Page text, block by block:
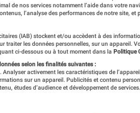
de nos services notamment l’aide dans votre
l’analyse des performances de notre site, et
(IAB) stockent et/ou accèdent à des
traiter les données personnelles, sur un appareil.
ci-dessous ou à tout moment dans la Politique
selon les finalités suivantes :
activement les caractéristiques de
sur un appareil. Publicités et contenu
études d’audience et développement de services.